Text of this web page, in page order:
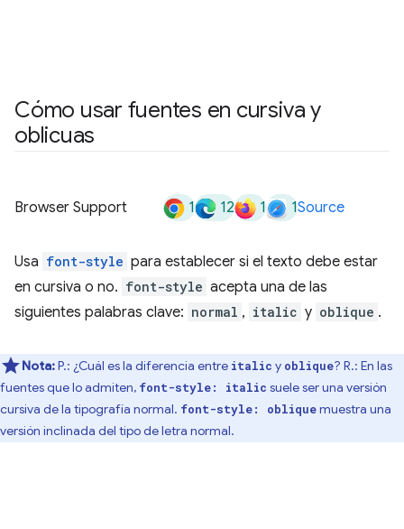
Cómo usar fuentes en cursiva y
oblicuas
Browser Support 1 12 1 1Source
Usa font-style para establecer si el texto debe estar
en cursiva o no. font-style acepta una de las
siguientes palabras clave: normal , italic y oblique .
Nota:P.: ¿Cuál es la diferencia entre italic y oblique? R.: En las
fuentes que lo admiten, font-style: italic suele ser una versión
cursiva de la tipografía normal. font-style: obliquemuestra una
versión inclinada del tipo de letra normal.